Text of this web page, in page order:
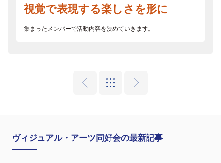
視覚で表現する楽しさを形に
集まったメンバーで活動内容を決めていきます。
ヴィジュアル・アーツ同好会の最新記事